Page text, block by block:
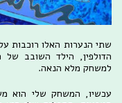
שתי הנערות האלו רוכבות
הדולפין, הילד השובב של
למשחק מלא הנאה.
עכשיו, המשחק שלי הוא